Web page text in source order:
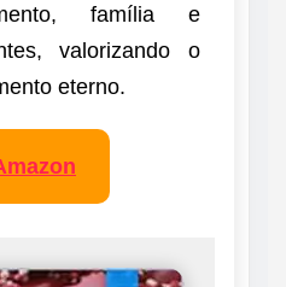
família e
valorizando o
eterno.